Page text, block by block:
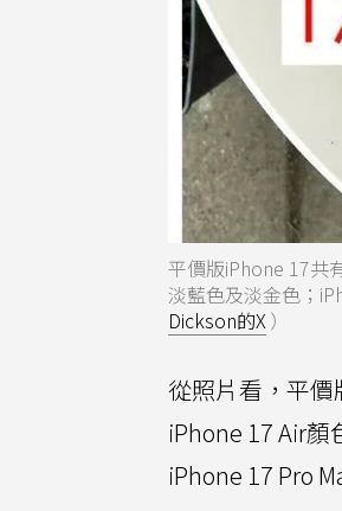
平價版iPhone 17共
淡藍色及淡金色；
Dickson的X）
從照片看，平
iPhone 17 Air
iPhone 17 Pro